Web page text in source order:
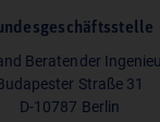
Beratender
Straße 31
D-10787 Berlin